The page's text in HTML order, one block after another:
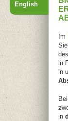
Im
in
in
in
English